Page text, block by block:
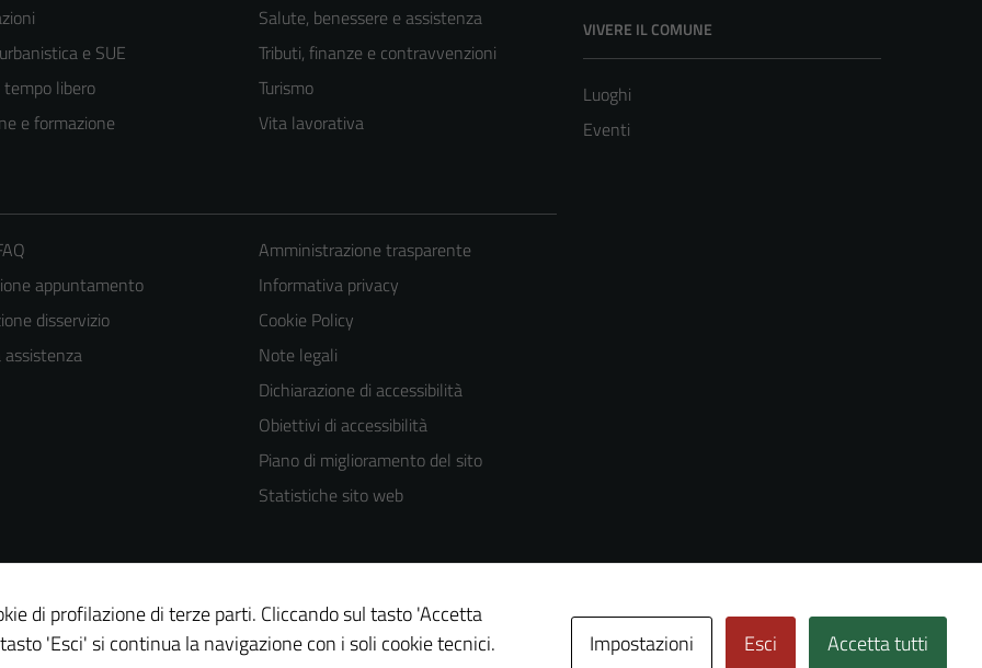
e SUE
libero
e formazione
Salute, benessere e assistenza
Tributi, finanze e contravvenzioni
Turismo
Vita lavorativa
VIVERE IL COMUNE
Luoghi
Eventi
appuntamento
disservizio
assistenza
Amministrazione trasparente
Informativa privacy
Cookie Policy
Note legali
Dichiarazione di accessibilità
Obiettivi di accessibilità
Piano di miglioramento del sito
Statistiche sito web
di profilazione di terze parti. Cliccando sul tasto 'Accetta
'Esci' si continua la navigazione con i soli cookie tecnici.
Impostazioni Esci Accetta tutti